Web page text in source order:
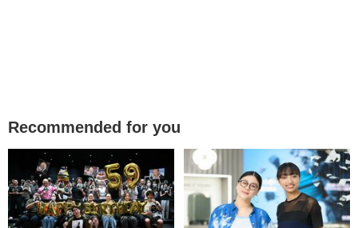
Recommended for you